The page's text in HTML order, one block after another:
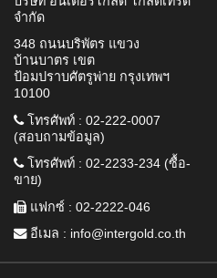
จำกัด
348 ถนนบริพัตร แขวง
บ้านบาตร เขต
ป้อมปราบศัตรูพ่าย กรุงเทพฯ
10100
โทรศัพท์ : 02-222-0007
(สอบถามข้อมูล)
โทรศัพท์ : 02-2233-234 (ซื้อ-
ขาย)
แฟกซ์ : 02-2222-046
อีเมล : info@intergold.co.th